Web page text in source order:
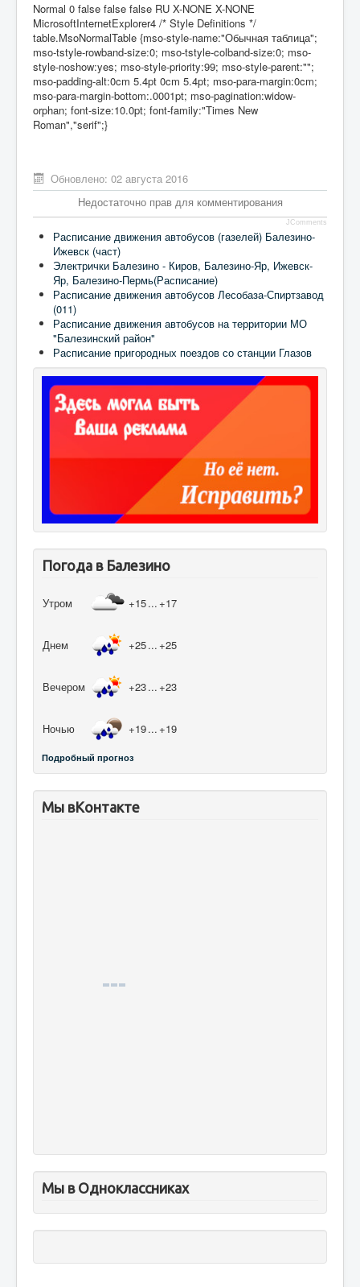
Normal 0 false false false RU X-NONE X-NONE
MicrosoftInternetExplorer4 /* Style Definitions */
table.MsoNormalTable {mso-style-name:"Обычная таблица";
mso-tstyle-rowband-size:0; mso-tstyle-colband-size:0; mso-
style-noshow:yes; mso-style-priority:99; mso-style-parent:"";
mso-padding-alt:0cm 5.4pt 0cm 5.4pt; mso-para-margin:0cm;
mso-para-margin-bottom:.0001pt; mso-pagination:widow-
orphan; font-size:10.0pt; font-family:"Times New
Roman","serif";}
Обновлено: 02 августа 2016
Недостаточно прав для комментирования
JComments
Расписание движения автобусов (газелей) Балезино-
Ижевск (част)
Электрички Балезино - Киров, Балезино-Яр, Ижевск-
Яр, Балезино-Пермь(Расписание)
Расписание движения автобусов Лесобаза-Спиртзавод
(011)
Расписание движения автобусов на территории МО
"Балезинский район"
Расписание пригородных поездов со станции Глазов
Погода в Балезино
Утром +15... +17
Днем +25... +25
Вечером +23... +23
Ночью +19... +19
Подробный прогноз
Мы вКонтакте
Мы в Одноклассниках